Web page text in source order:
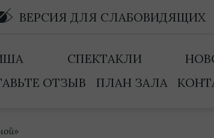
ВЕРСИЯ ДЛЯ СЛАБОВИДЯЩИХ
СПЕКТАКЛИ
ОТЗЫВ
ПЛАН ЗАЛА